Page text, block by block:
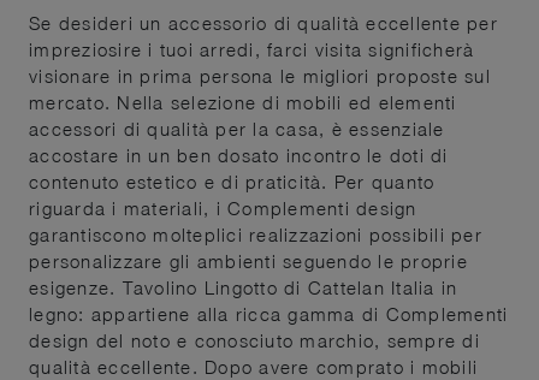
Se desideri un accessorio di qualità eccellente per
impreziosire i tuoi arredi, farci visita significherà
visionare in prima persona le migliori proposte sul
mercato. Nella selezione di mobili ed elementi
accessori di qualità per la casa, è essenziale
accostare in un ben dosato incontro le doti di
contenuto estetico e di praticità. Per quanto
riguarda i materiali, i Complementi design
garantiscono molteplici realizzazioni possibili per
personalizzare gli ambienti seguendo le proprie
esigenze. Tavolino Lingotto di Cattelan Italia in
legno: appartiene alla ricca gamma di Complementi
design del noto e conosciuto marchio, sempre di
qualità eccellente. Dopo avere comprato i mobili